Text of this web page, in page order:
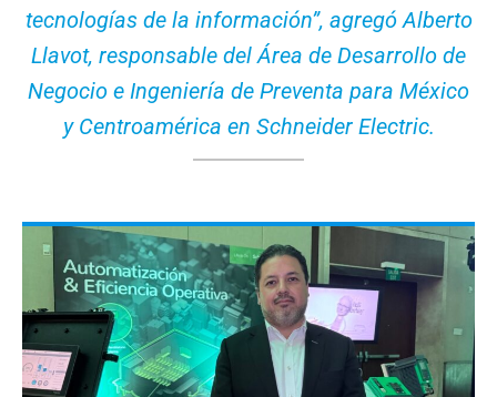
tecnologías de la información”, agregó Alberto
Llavot, responsable del Área de Desarrollo de
Negocio e Ingeniería de Preventa para México
y Centroamérica en Schneider Electric.